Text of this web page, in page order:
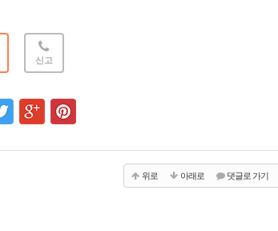
신고
위로 아래로 댓글로 가기